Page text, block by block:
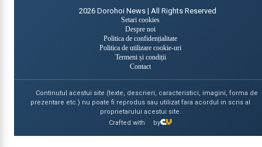
2026 Dorohoi News | All Rights Reserved
Setari cookies
Despre noi
Politica de confidențialitate
Politica de utilizare cookie-uri
Termeni și condiții
Contact
Continutul acestui site (texte, descrieri, caracteristici, imagini, forma de
prezentare etc.) nu poate fi reprodus sau utilizat fara acordul in scris al
proprietarului acestui site.
Crafted with
by